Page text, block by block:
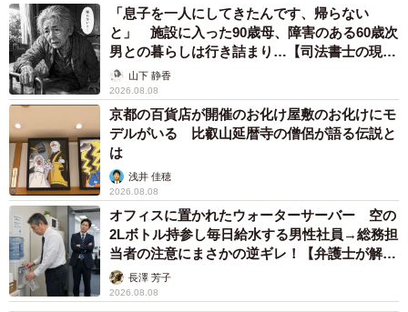
「息子を一人にしてきたんです、帰らない
と」 施設に入った90歳母、障害のある60歳次
男との暮らしは行き詰まり…【司法書士の現場
から】山下 静香
2026.08.08
京都の百貨店が開催のお化け屋敷のお化けにモ
デルがいる 比叡山延暦寺の僧侶が語る伝説と
は
浅井 佳穂
2026.08.08
オフィスに置かれたウォーターサーバー 空の
2Lボトル持参し毎日給水する男性社員→総務担
当者の注意にまさかの逆ギレ！【弁護士が解
説】長澤 芳子
2026.08.08